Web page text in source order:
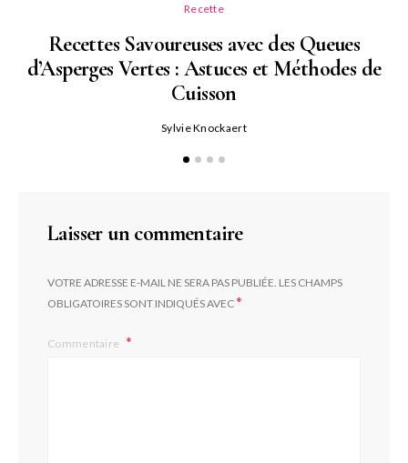
Recette
Recettes Savoureuses avec des Queues
d’Asperges Vertes : Astuces et Méthodes de
Cuisson
Sylvie Knockaert
Laisser un commentaire
VOTRE ADRESSE E-MAIL NE SERA PAS PUBLIÉE. LES CHAMPS
OBLIGATOIRES SONT INDIQUÉS AVEC*
Commentaire